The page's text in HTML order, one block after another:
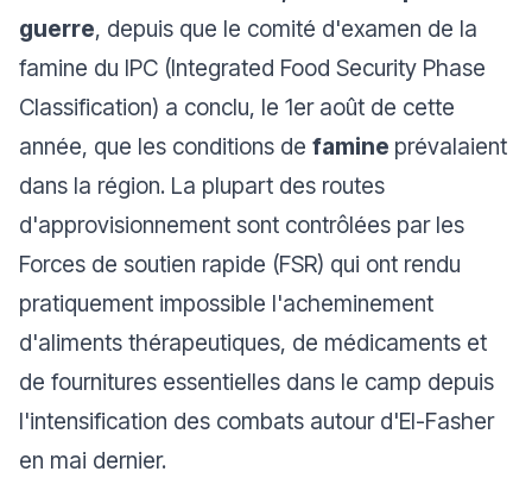
guerre, depuis que le comité d'examen de la
famine du IPC (Integrated Food Security Phase
Classification) a conclu, le 1er août de cette
année, que les conditions de famine prévalaient
dans la région. La plupart des routes
d'approvisionnement sont contrôlées par les
Forces de soutien rapide (FSR) qui ont rendu
pratiquement impossible l'acheminement
d'aliments thérapeutiques, de médicaments et
de fournitures essentielles dans le camp depuis
l'intensification des combats autour d'El-Fasher
en mai dernier.